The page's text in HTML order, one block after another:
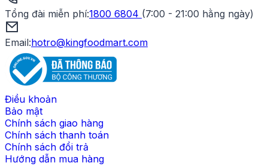
Tổng đài miễn phí:1800 6804 (7:00 - 21:00 hằng ngày)
Email:hotro@kingfoodmart.com
Điều khoản
Bảo mật
Chính sách giao hàng
Chính sách thanh toán
Chính sách đổi trả
Hướng dẫn mua hàng